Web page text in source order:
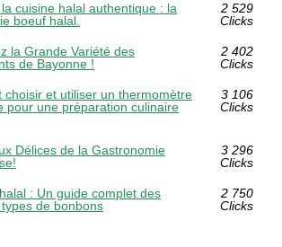
cuisine halal authentique : la
boeuf halal.
2 529
Clicks
la Grande Variété des
de Bayonne !
2 402
Clicks
choisir et utiliser un thermomètre
pour une préparation culinaire
3 106
Clicks
Délices de la Gastronomie
3 296
Clicks
: Un guide complet des
de bonbons
2 750
Clicks